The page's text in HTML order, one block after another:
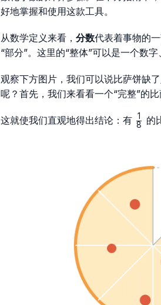
好地掌握和使用这款工具。
从数学定义来看， 分数代表着事物的
“部分”。这里的“整体”可以是一个数
观察下方图片，我们可以说比萨饼缺
呢？首先，我们来看看一个“完整”的
这就使我们直观地得出结论：有 8
1 的